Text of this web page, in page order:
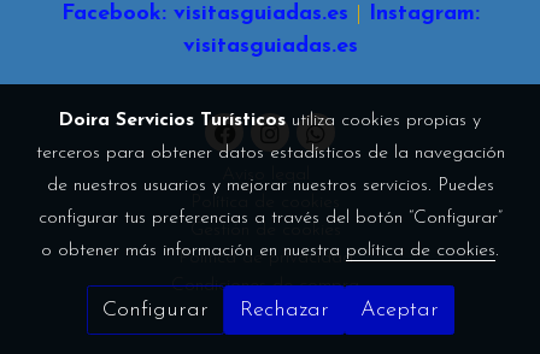
Facebook: visitasguiadas.es
Instagram:
visitasguiadas.es
Política de privacidad
Condiciones de compra
Doira Servicios Turísticos utiliza cookies propias y
terceros para obtener datos estadísticos de la navegación
de nuestros usuarios y mejorar nuestros servicios. Puedes
configurar tus preferencias a través del botón “Configurar”
o obtener más información en nuestra política de cookies.
Configurar Rechazar Aceptar